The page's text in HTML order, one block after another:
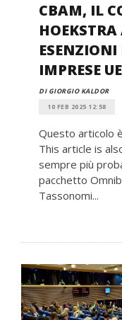
CBAM, IL
ESENZIONI
IMPRESE UE
DI GIORGIO KALDOR
10 FEB 2025 12:58
Questo articolo
This article is
sempre più
pacchetto
Tassonomi...